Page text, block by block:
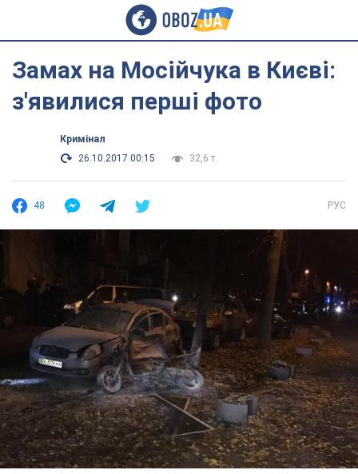
Замах на Мосійчука в Києві:
з'явилися перші фото
Кримінал
26.10.2017 00:15
32,6 т.
48 РУС